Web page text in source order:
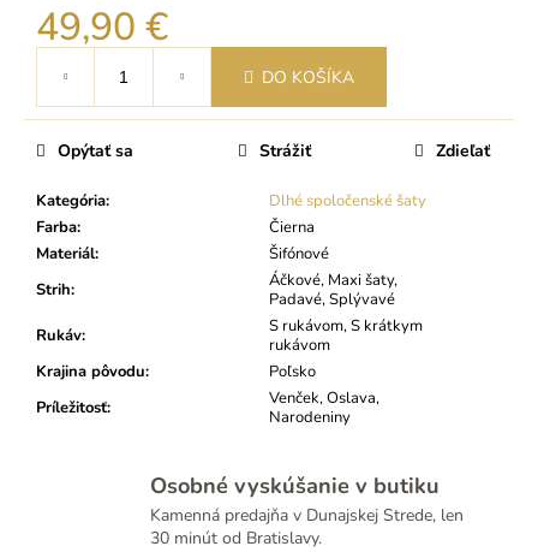
49,90 €
cena:
DO KOŠÍKA
Kategória:
Dlhé spoločenské šaty
Farba:
Čierna
Materiál:
Šifónové
Strih:
Áčkové, Maxi šaty,
Padavé, Splývavé
Rukáv:
S rukávom, S krátkym
rukávom
Krajina pôvodu:
Poľsko
Príležitosť:
Venček, Oslava,
Narodeniny
Opýtať sa Strážiť Zdieľať
Osobné vyskúšanie v butiku
Kamenná predajňa v Dunajskej Strede, len
30 minút od Bratislavy.